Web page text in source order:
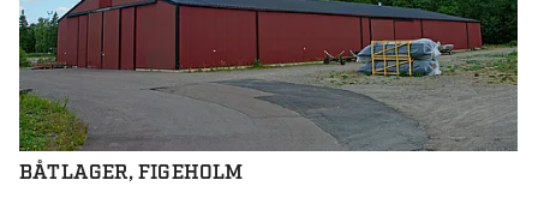
BÅTLAGER, FIGEHOLM